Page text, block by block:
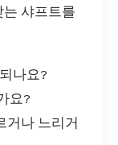
는 샤프트를
나요?
요?
거나 느리거